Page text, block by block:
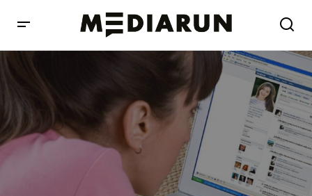
Twoje dane są w rękach niepowołanych firm? Sprawdź,
jak je usunąć!